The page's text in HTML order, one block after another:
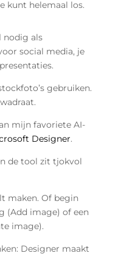
kunt helemaal los.
nodig als
social media, je
gebruiken.
mijn favoriete AI-
Designer.
de tool zit tjokvol
maken. Of begin
(Add image) of een
image).
Designer maakt